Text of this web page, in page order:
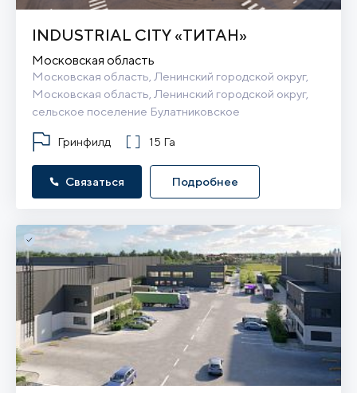
INDUSTRIAL CITY «ТИТАН»
Московская область
Московская область, Ленинский городской округ,
Московская область, Ленинский городской округ,
сельское поселение Булатниковское
Гринфилд 15 Га
Связаться Подробнее